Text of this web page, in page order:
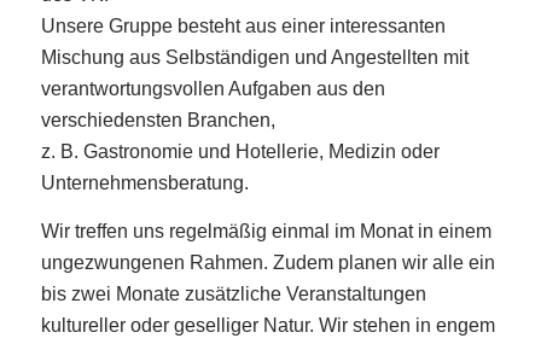
Unsere Gruppe besteht aus einer interessanten
Mischung aus Selbständigen und Angestellten mit
verantwortungsvollen Aufgaben aus den
verschiedensten Branchen,
z. B. Gastronomie und Hotellerie, Medizin oder
Unternehmensberatung.
Wir treffen uns regelmäßig einmal im Monat in einem
ungezwungenen Rahmen. Zudem planen wir alle ein
bis zwei Monate zusätzliche Veranstaltungen
kultureller oder geselliger Natur. Wir stehen in engem